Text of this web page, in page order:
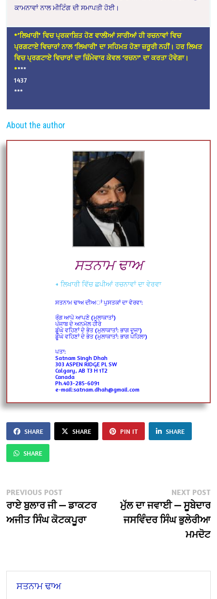
ਕਾਮਨਾਵਾਂ ਨਾਲ ਮੀਟਿੰਗ ਦੀ ਸਮਾਪਤੀ ਹੋਈ।
*’ਲਿਖਾਰੀ’ ਵਿਚ ਪ੍ਰਕਾਸ਼ਿਤ ਹੋਣ ਵਾਲੀਆਂ ਸਾਰੀਆਂ ਹੀ ਰਚਨਾਵਾਂ ਵਿਚ
ਪ੍ਰਗਟਾਏ ਵਿਚਾਰਾਂ ਨਾਲ ‘ਲਿਖਾਰੀ’ ਦਾ ਸਹਿਮਤ ਹੋਣਾ ਜ਼ਰੂਰੀ ਨਹੀਂ। ਹਰ ਲਿਖਤ
ਵਿਚ ਪ੍ਰਗਟਾਏ ਵਿਚਾਰਾਂ ਦਾ ਜ਼ਿੰਮੇਵਾਰ ਕੇਵਲ ‘ਰਚਨਾ’ ਦਾ ਕਰਤਾ ਹੋਵੇਗਾ।
****
1437
***
About the author
ਸਤਨਾਮ ਢਾਅ
+ ਲਿਖਾਰੀ ਵਿੱਚ ਛਪੀਆਂ ਰਚਨਾਵਾਂ ਦਾ ਵੇਰਵਾ
ਸਤਨਾਮ ਢਾਅ ਦੀਅਾਂ ਪੁਸਤਕਾਂ ਦਾ ਵੇਰਵਾ:
ਰੰਗ ਆਪੋ ਆਪਣੇ (ਮੁਲਾਕਾਤਾਂ)
ਪੰਜਾਬ ਦੇ ਅਨਮੋਲ ਹੀਰੇ
ਡੂੰਘੇ ਵਹਿਣਾਂ ਦੇ ਭੇਤ (ਮੁਲਾਕਾਤਾਂ: ਭਾਗ ਦੂਜਾ)
ਡੂੰਘੇ ਵਹਿਣਾਂ ਦੇ ਭੇਤ (ਮੁਲਾਕਾਤਾਂ: ਭਾਗ ਪਹਿਲਾ)
ਪਤਾ:
Satnam Singh Dhah
303 ASPEN RIDGE PL SW
Calgary, AB T3 H 1T2
Canada
Ph.403-285-6091
e-mail:satnam.dhah@gmail.com
SHARE SHARE PIN IT SHARE
SHARE
Post
navigation
PREVIOUS POSTPrevious
post:
ਰਾਏ ਬੁਲਾਰ ਜੀ — ਡਾਕਟਰ
ਅਜੀਤ ਸਿੰਘ ਕੋਟਕਪੂਰਾ
NEXT POST
ਮੁੱਲ ਦਾ ਜਵਾਈ — ਸੂਬੇਦਾਰ
ਜਸਵਿੰਦਰ ਸਿੰਘ ਭੁਲੇਰੀਆ
ਮਮਦੋਟ
ਸਤਨਾਮ ਢਾਅ